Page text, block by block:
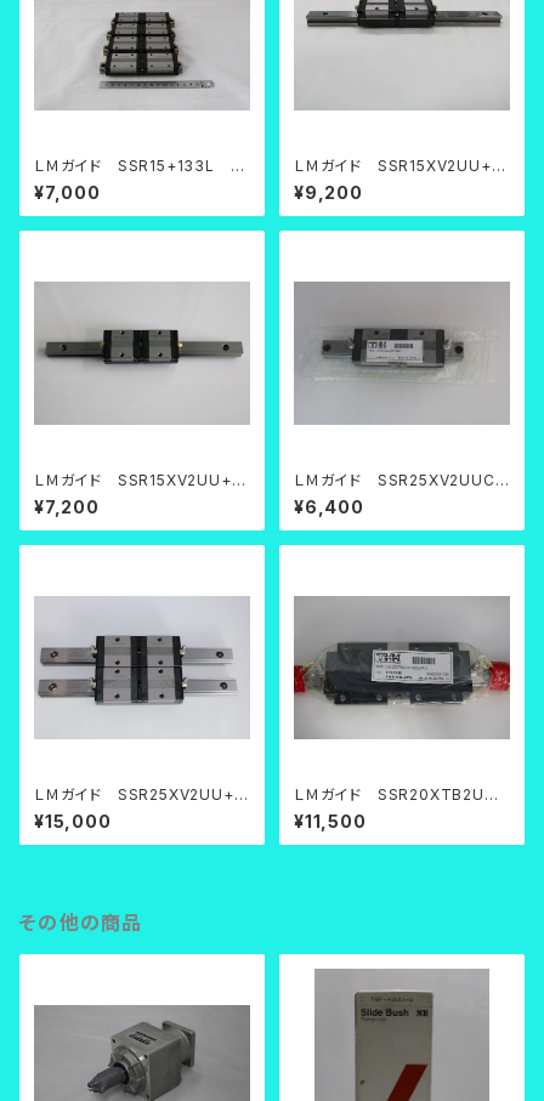
ＬＭガイド SSR15+133L 4
本セット【中古品】
¥7,000
ＬＭガイド SSR15XV2UU+2
20LY
¥9,200
ＬＭガイド SSR15XV2UU+2
20L
¥7,200
ＬＭガイド SSR25XV2UUC1
+195LY
¥6,400
ＬＭガイド SSR25XV2UU+2
80LY
¥15,000
ＬＭガイド SSR20XTB2UUF
+520LPK
¥11,500
その他の商品